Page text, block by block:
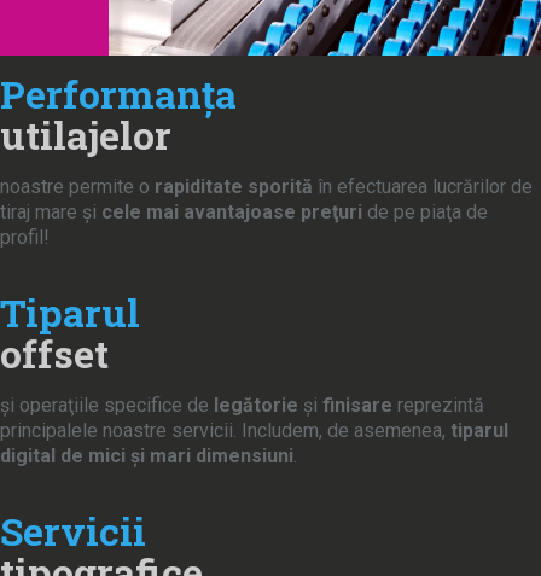
Performanța
utilajelor
noastre permite o rapiditate sporită în efectuarea lucrărilor de
tiraj mare şi cele mai avantajoase preţuri de pe piaţa de
profil!
Tiparul
offset
şi operaţiile specifice de legătorie şi finisare reprezintă
principalele noastre servicii. Includem, de asemenea, tiparul
digital de mici şi mari dimensiuni.
Servicii